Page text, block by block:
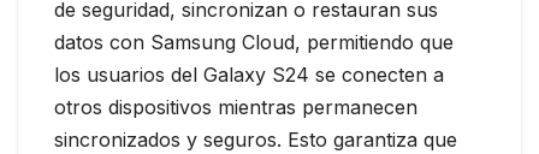
de seguridad, sincronizan o restauran sus
datos con Samsung Cloud, permitiendo que
los usuarios del Galaxy S24 se conecten a
otros dispositivos mientras permanecen
sincronizados y seguros. Esto garantiza que